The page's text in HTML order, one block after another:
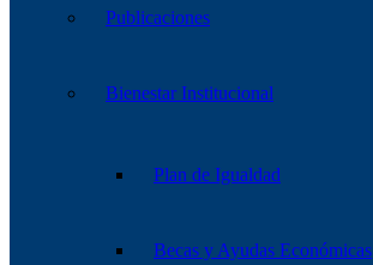
Publicaciones
Bienestar Institucional
Plan de Igualdad
Becas y Ayudas Económicas